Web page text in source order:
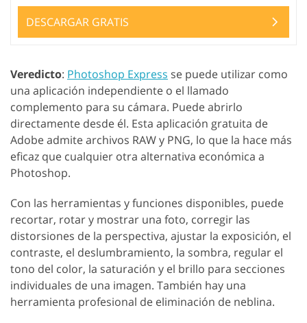
DESCARGAR GRATIS
Veredicto: Photoshop Express se puede utilizar como
una aplicación independiente o el llamado
complemento para su cámara. Puede abrirlo
directamente desde él. Esta aplicación gratuita de
Adobe admite archivos RAW y PNG, lo que la hace más
eficaz que cualquier otra alternativa económica a
Photoshop.
Con las herramientas y funciones disponibles, puede
recortar, rotar y mostrar una foto, corregir las
distorsiones de la perspectiva, ajustar la exposición, el
contraste, el deslumbramiento, la sombra, regular el
tono del color, la saturación y el brillo para secciones
individuales de una imagen. También hay una
herramienta profesional de eliminación de neblina.